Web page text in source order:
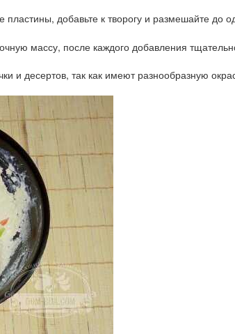
добавьте к творогу и размешайте до
массу, после каждого добавления
и десертов, так как имеют разнообразную